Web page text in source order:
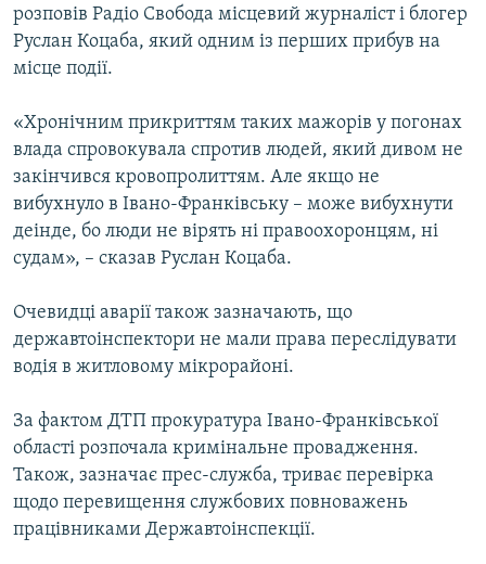
розповів Радіо Свобода місцевий журналіст і блогер
Руслан Коцаба, який одним із перших прибув на
місце події.
«Хронічним прикриттям таких мажорів у погонах
влада спровокувала спротив людей, який дивом не
закінчився кровопролиттям. Але якщо не
вибухнуло в Івано-Франківську – може вибухнути
деінде, бо люди не вірять ні правоохоронцям, ні
судам», – сказав Руслан Коцаба.
Очевидці аварії також зазначають, що
державтоінспектори не мали права переслідувати
водія в житловому мікрорайоні.
За фактом ДТП прокуратура Івано-Франківської
області розпочала кримінальне провадження.
Також, зазначає прес-служба, триває перевірка
щодо перевищення службових повноважень
працівниками Державтоінспекції.